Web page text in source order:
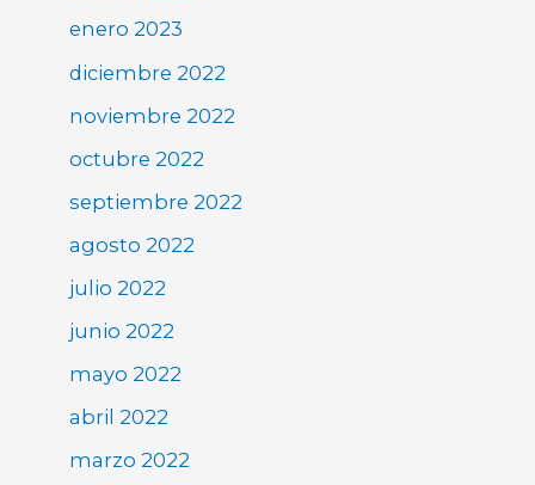
enero 2023
diciembre 2022
noviembre 2022
octubre 2022
septiembre 2022
agosto 2022
julio 2022
junio 2022
mayo 2022
abril 2022
marzo 2022